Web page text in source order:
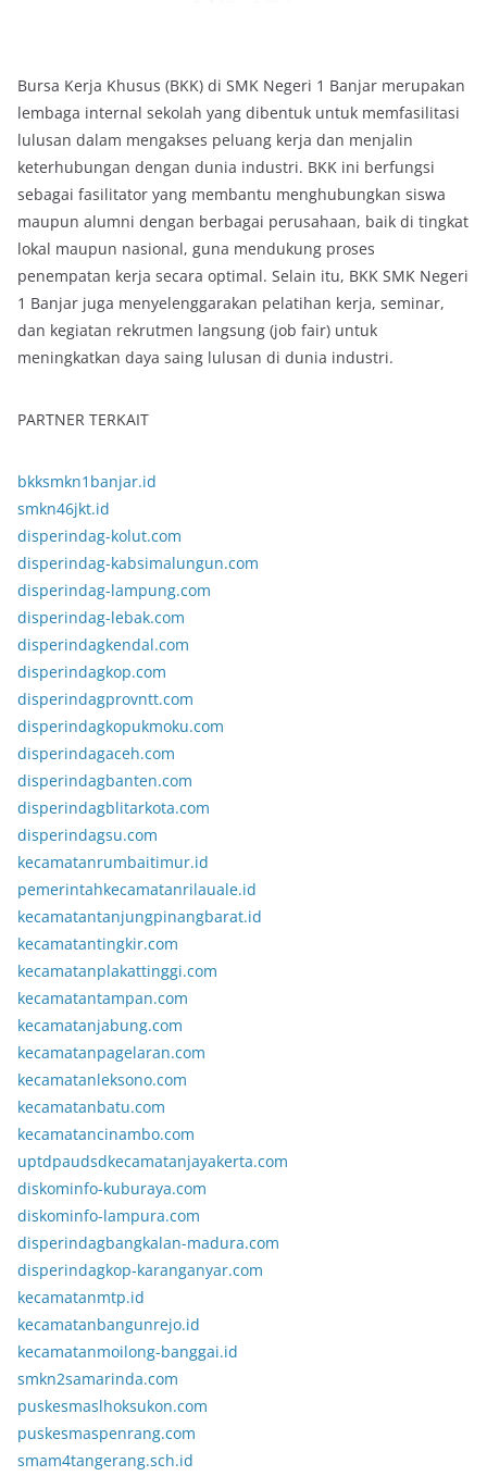
Bursa Kerja Khusus (BKK) di SMK Negeri 1 Banjar merupakan
lembaga internal sekolah yang dibentuk untuk memfasilitasi
lulusan dalam mengakses peluang kerja dan menjalin
keterhubungan dengan dunia industri. BKK ini berfungsi
sebagai fasilitator yang membantu menghubungkan siswa
maupun alumni dengan berbagai perusahaan, baik di tingkat
lokal maupun nasional, guna mendukung proses
penempatan kerja secara optimal. Selain itu, BKK SMK Negeri
1 Banjar juga menyelenggarakan pelatihan kerja, seminar,
dan kegiatan rekrutmen langsung (job fair) untuk
meningkatkan daya saing lulusan di dunia industri.
PARTNER TERKAIT
bkksmkn1banjar.id
smkn46jkt.id
disperindag-kolut.com
disperindag-kabsimalungun.com
disperindag-lampung.com
disperindag-lebak.com
disperindagkendal.com
disperindagkop.com
disperindagprovntt.com
disperindagkopukmoku.com
disperindagaceh.com
disperindagbanten.com
disperindagblitarkota.com
disperindagsu.com
kecamatanrumbaitimur.id
pemerintahkecamatanrilauale.id
kecamatantanjungpinangbarat.id
kecamatantingkir.com
kecamatanplakattinggi.com
kecamatantampan.com
kecamatanjabung.com
kecamatanpagelaran.com
kecamatanleksono.com
kecamatanbatu.com
kecamatancinambo.com
uptdpaudsdkecamatanjayakerta.com
diskominfo-kuburaya.com
diskominfo-lampura.com
disperindagbangkalan-madura.com
disperindagkop-karanganyar.com
kecamatanmtp.id
kecamatanbangunrejo.id
kecamatanmoilong-banggai.id
smkn2samarinda.com
puskesmaslhoksukon.com
puskesmaspenrang.com
smam4tangerang.sch.id